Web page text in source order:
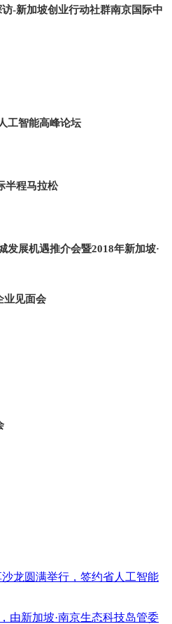
-新加坡创业行动社群南京国际中
工智能高峰论坛
半程马拉松
发展机遇推介会暨2018年新加坡·
业见面会
沙龙圆满举行，签约省人工智能
由新加坡·南京生态科技岛管委